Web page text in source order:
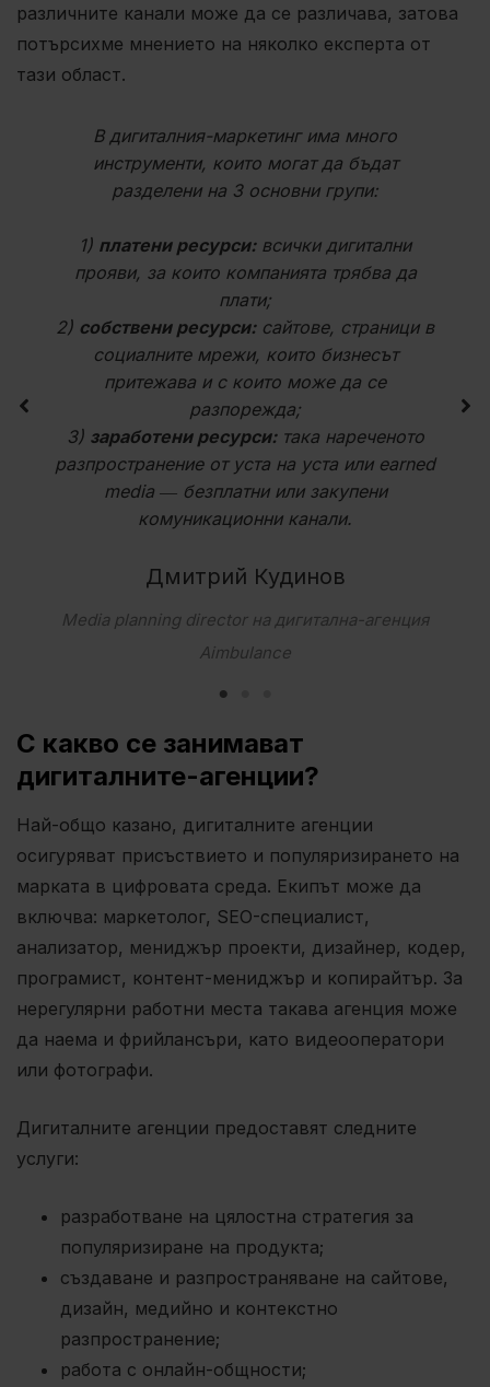
различните канали може да се различава, затова
потърсихме мнението на няколко експерта от
тази област.
В дигиталния-маркетинг има много
инструменти, които могат да бъдат
разделени на 3 основни групи:
1) платени ресурси:всички дигитални
прояви, за които компанията трябва да
плати;
2) собствени ресурси:сайтове, страници в
социалните мрежи, които бизнесът
притежава и с които може да се
разпорежда;
3) заработени ресурси:така нареченото
разпространение от уста на уста или earned
media ― безплатни или закупени
комуникационни канали.
Дмитрий Кудинов
Media planning director на дигитална-агенция
Aimbulance
С какво се занимават
дигиталните-агенции?
Най-общо казано, дигиталните агенции
осигуряват присъствието и популяризирането на
марката в цифровата среда. Екипът може да
включва: маркетолог, SEO-специалист,
анализатор, мениджър проекти, дизайнер, кодер,
програмист, контент-мениджър и копирайтър. За
нерегулярни работни места такава агенция може
да наема и фрийлансъри, като видеооператори
или фотографи.
Дигиталните агенции предоставят следните
услуги:
разработване на цялостна стратегия за
популяризиране на продукта;
създаване и разпространяване на сайтове,
дизайн, медийно и контекстно
разпространение;
работа с онлайн-общности;